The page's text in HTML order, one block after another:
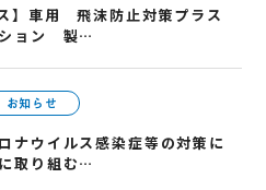
】車用 飛沫防止対策プラス
ション 製…
お知らせ
ナウイルス感染症等の対策に
取り組む…